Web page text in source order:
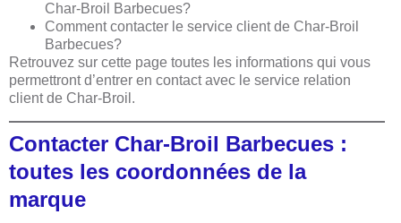
Char-Broil Barbecues?
Comment contacter le service client de Char-Broil
Barbecues?
Retrouvez sur cette page toutes les informations qui vous
permettront d’entrer en contact avec le service relation
client de Char-Broil.
Contacter Char-Broil Barbecues :
toutes les coordonnées de la
marque